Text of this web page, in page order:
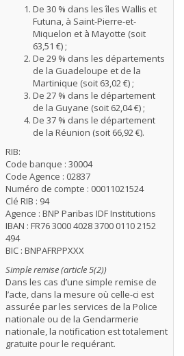
De 30 % dans les îles Wallis et
Futuna, à Saint-Pierre-et-
Miquelon et à Mayotte (soit
63,51 €) ;
De 29 % dans les départements
de la Guadeloupe et de la
Martinique (soit 63,02 €) ;
De 27 % dans le département
de la Guyane (soit 62,04 €) ;
De 37 % dans le département
de la Réunion (soit 66,92 €).
RIB:
Code banque : 30004
Code Agence : 02837
Numéro de compte : 00011021524
Clé RIB : 94
Agence : BNP Paribas IDF Institutions
IBAN : FR76 3000 4028 3700 0110 2152
494
BIC : BNPAFRPPXXX
Simple remise (article 5(2))
Dans les cas d’une simple remise de
l’acte, dans la mesure où celle-ci est
assurée par les services de la Police
nationale ou de la Gendarmerie
nationale, la notification est totalement
gratuite pour le requérant.